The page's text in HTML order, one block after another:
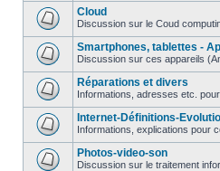
Cloud
Discussion sur le Coud
Smartphones, tablettes -
Discussion sur ces appareils
Réparations et divers
Informations, adresses etc.
Internet-Définitions-
Informations, explications pour
Photos-video-son
Discussion sur le traitement